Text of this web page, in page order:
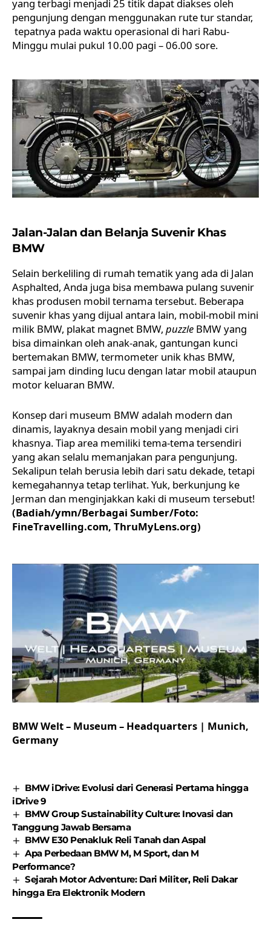
yang terbagi menjadi 25 titik dapat diakses oleh
pengunjung dengan menggunakan rute tur standar,
tepatnya pada waktu operasional di hari Rabu-
Minggu mulai pukul 10.00 pagi – 06.00 sore.
Jalan-Jalan dan Belanja Suvenir Khas
BMW
Selain berkeliling di rumah tematik yang ada di Jalan
Asphalted, Anda juga bisa membawa pulang suvenir
khas produsen mobil ternama tersebut. Beberapa
suvenir khas yang dijual antara lain, mobil-mobil mini
milik BMW, plakat magnet BMW, puzzle BMW yang
bisa dimainkan oleh anak-anak, gantungan kunci
bertemakan BMW, termometer unik khas BMW,
sampai jam dinding lucu dengan latar mobil ataupun
motor keluaran BMW.
Konsep dari museum BMW adalah modern dan
dinamis, layaknya desain mobil yang menjadi ciri
khasnya. Tiap area memiliki tema-tema tersendiri
yang akan selalu memanjakan para pengunjung.
Sekalipun telah berusia lebih dari satu dekade, tetapi
kemegahannya tetap terlihat. Yuk, berkunjung ke
Jerman dan menginjakkan kaki di museum tersebut!
(Badiah/ymn/Berbagai Sumber/Foto:
FineTravelling.com, ThruMyLens.org)
BMW Welt – Museum – Headquarters | Munich,
Germany
BMW iDrive: Evolusi dari Generasi Pertama hingga
iDrive 9
BMW Group Sustainability Culture: Inovasi dan
Tanggung Jawab Bersama
BMW E30 Penakluk Reli Tanah dan Aspal
Apa Perbedaan BMW M, M Sport, dan M
Performance?
Sejarah Motor Adventure: Dari Militer, Reli Dakar
hingga Era Elektronik Modern